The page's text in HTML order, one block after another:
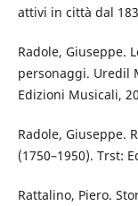
attivi in città dal
Radole, Giuseppe.
personaggi. Uredil
Edizioni Musicali,
Radole, Giuseppe.
(1750–1950). Trst:
Rattalino, Piero.